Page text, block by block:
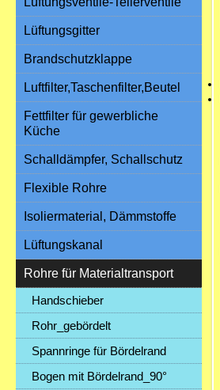
Lüftungsgitter
Brandschutzklappe
Luftfilter,Taschenfilter,Beutel
Fettfilter für gewerbliche
Küche
Schalldämpfer, Schallschutz
Flexible Rohre
Isoliermaterial, Dämmstoffe
Lüftungskanal
Rohre für Materialtransport
Handschieber
Rohr_gebördelt
Spannringe für Bördelrand
Bogen mit Bördelrand_90°